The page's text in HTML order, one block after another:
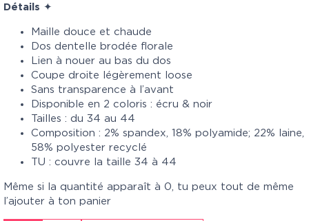
Détails ✦
Maille douce et chaude
Dos dentelle brodée florale
Lien à nouer au bas du dos
Coupe droite légèrement loose
Sans transparence à l’avant
Disponible en 2 coloris : écru & noir
Tailles : du 34 au 44
Composition : 2% spandex, 18% polyamide; 22% laine,
58% polyester recyclé
TU : couvre la taille 34 à 44
Même si la quantité apparaît à 0, tu peux tout de même
l’ajouter à ton panier